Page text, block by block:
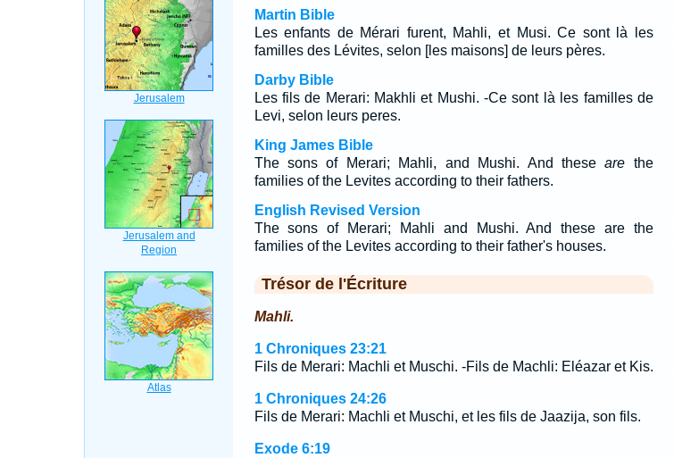
Martin Bible
Les enfants de Mérari furent, Mahli, et Musi. Ce sont là les
familles des Lévites, selon [les maisons] de leurs pères.
Darby Bible
Les fils de Merari: Makhli et Mushi. -Ce sont là les familles de
Levi, selon leurs peres.
King James Bible
The sons of Merari; Mahli, and Mushi. And theseare the
families of the Levites according to their fathers.
English Revised Version
The sons of Merari; Mahli and Mushi. And these are the
families of the Levites according to their father's houses.
Trésor de l'Écriture
Mahli.
1 Chroniques 23:21
Fils de Merari: Machli et Muschi. -Fils de Machli: Eléazar et Kis.
1 Chroniques 24:26
Fils de Merari: Machli et Muschi, et les fils de Jaazija, son fils.
Exode 6:19